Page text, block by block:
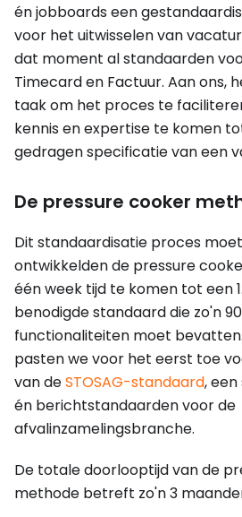
én jobboards een
voor het uitwisselen van
dat moment al standaarden
Timecard en Factuur. Aan ons,
taak om het proces te
kennis en expertise te komen
gedragen specificatie van een
De pressure cooker
Dit standaardisatie proces
ontwikkelden de pressure
één week tijd te komen tot een
benodigde standaard die zo'n
functionaliteiten moet
pasten we voor het eerst toe
van deSTOSAG-standaard,
én berichtstandaarden voor de
afvalinzamelingsbranche.
De totale doorlooptijd van de
methode betreft zo'n 3